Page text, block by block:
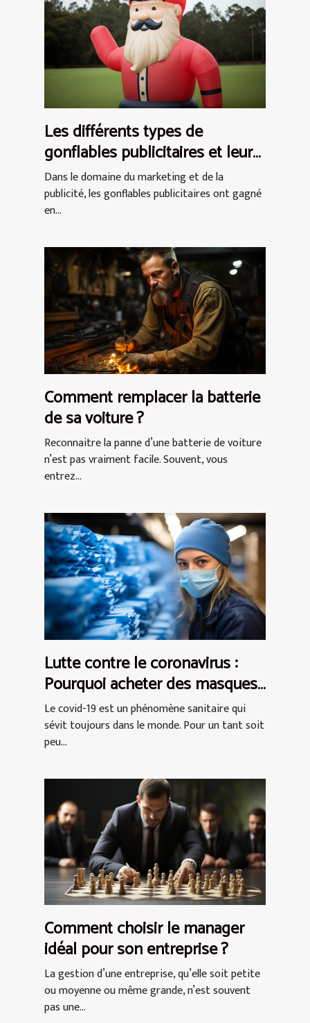
Les différents types de
gonflables publicitaires et leurs
utilisations
Dans le domaine du marketing et de la
publicité, les gonflables publicitaires ont gagné
en...
Comment remplacer la batterie
de sa voiture ?
Reconnaitre la panne d’une batterie de voiture
n’est pas vraiment facile. Souvent, vous
entrez...
Lutte contre le coronavirus :
Pourquoi acheter des masques
de protection AFNOR ?
Le covid-19 est un phénomène sanitaire qui
sévit toujours dans le monde. Pour un tant soit
peu...
Comment choisir le manager
idéal pour son entreprise ?
La gestion d’une entreprise, qu’elle soit petite
ou moyenne ou même grande, n’est souvent
pas une...